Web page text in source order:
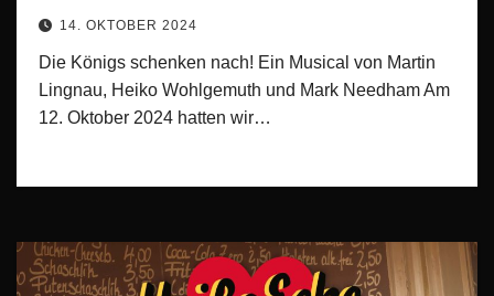
14. OKTOBER 2024
Die Königs schenken nach! Ein Musical von Martin
Lingnau, Heiko Wohlgemuth und Mark Needham Am
12. Oktober 2024 hatten wir…